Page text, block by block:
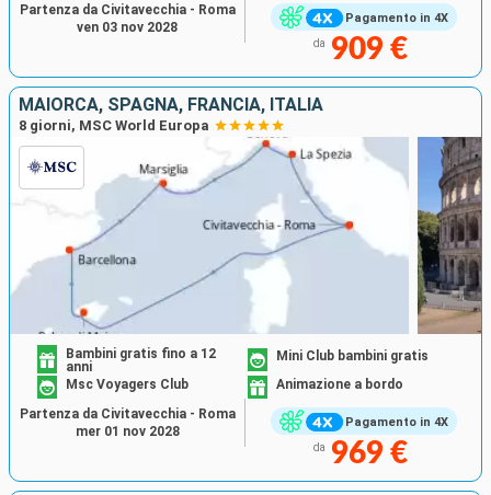
Pagamento in 4X
da 909 €
Partenza da Civitavecchia - Roma
ven 03 nov 2028
MAIORCA, SPAGNA, FRANCIA, ITALIA
8 giorni, MSC World Europa
Pagamento in 4X
Bambini gratis fino a 12
anni
Mini Club bambini gratis
Msc Voyagers Club
Animazione a bordo
da 969 €
Partenza da Civitavecchia - Roma
mer 01 nov 2028